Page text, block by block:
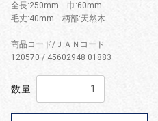
全長:250mm 巾:60mm
毛丈:40mm 柄部:天然木
商品コード/ＪＡＮコード
120570 / 45602948 01883
数量